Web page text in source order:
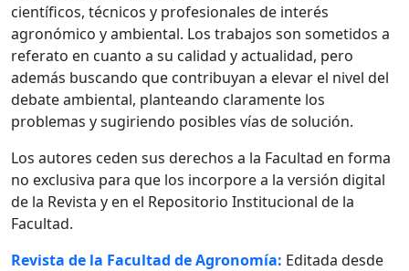
científicos, técnicos y profesionales de interés
agronómico y ambiental. Los trabajos son sometidos a
referato en cuanto a su calidad y actualidad, pero
además buscando que contribuyan a elevar el nivel del
debate ambiental, planteando claramente los
problemas y sugiriendo posibles vías de solución.
Los autores ceden sus derechos a la Facultad en forma
no exclusiva para que los incorpore a la versión digital
de la Revista y en el Repositorio Institucional de la
Facultad.
Revista de la Facultad de Agronomía: Editada desde